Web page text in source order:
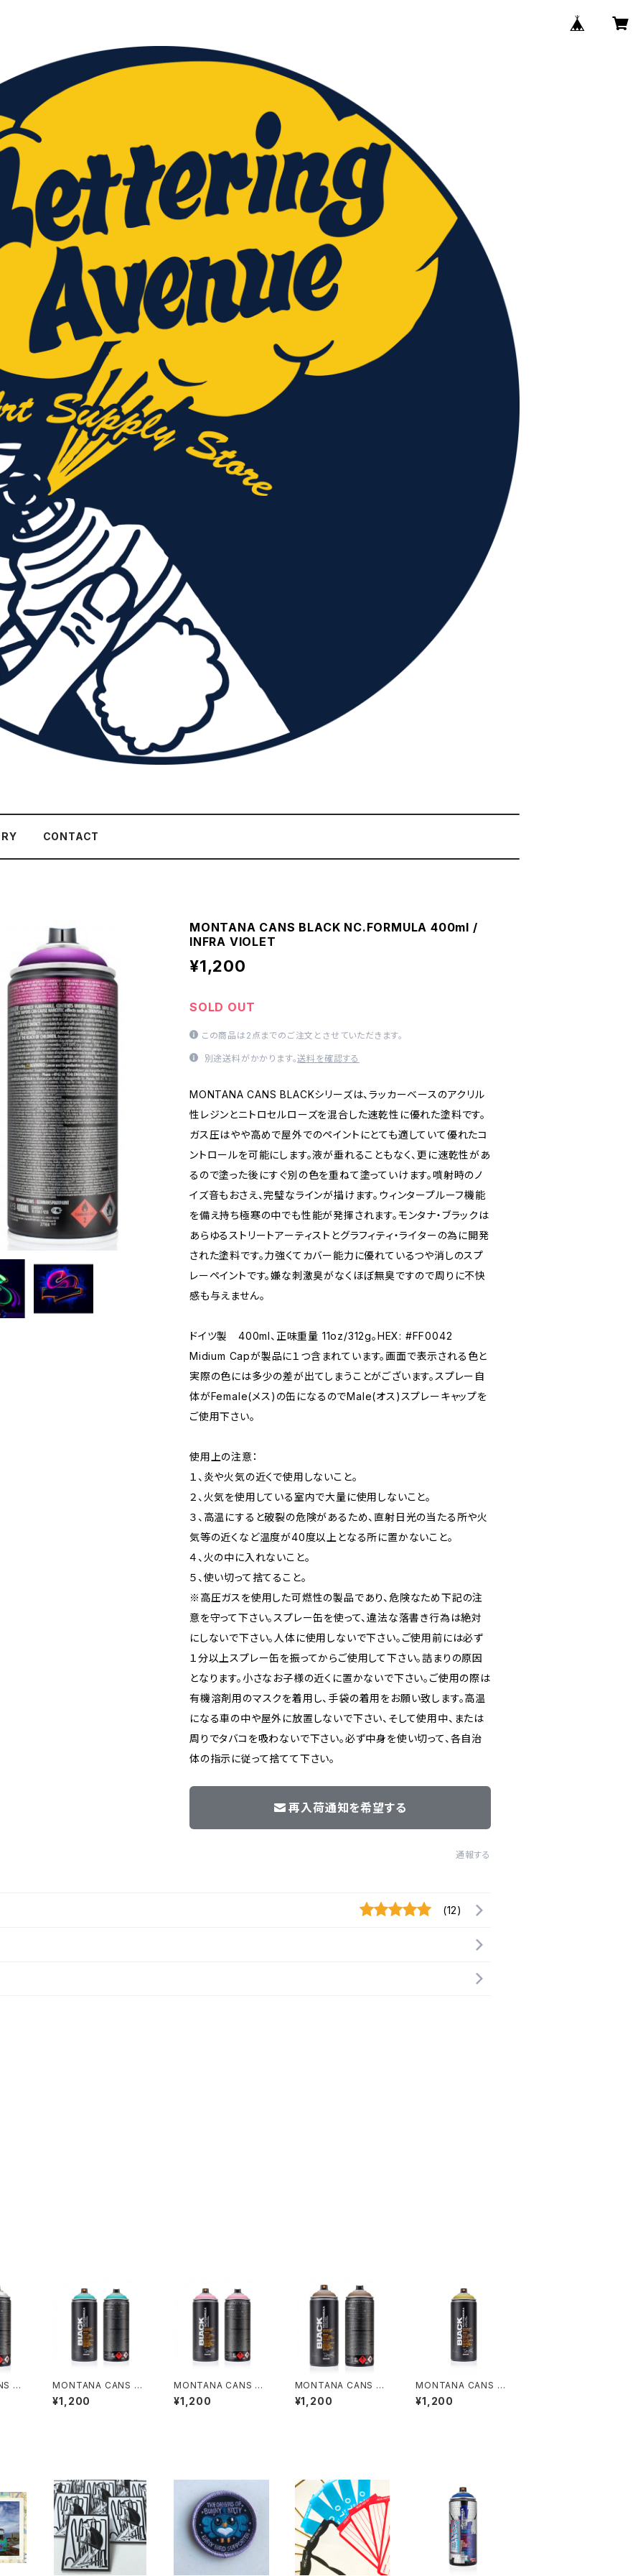
CONTACT
MONTANA CANS BLACK NC.FORMULA 400ml /
INFRA VIOLET
¥1,200
SOLD OUT
この商品は2点までのご注文とさせていただきます。
別途送料がかかります。送料を確認する
MONTANA CANS BLACKシリーズは、ラッカーベースのアクリル
性レジンとニトロセルローズを混合した速乾性に優れた塗料です。
ガス圧はやや高めで屋外でのペイントにとても適していて優れたコ
ントロールを可能にします。液が垂れることもなく、更に速乾性があ
るので塗った後にすぐ別の色を重ねて塗っていけます。噴射時のノ
イズ音もおさえ、完璧なラインが描けます。ウィンタープルーフ機能
を備え持ち極寒の中でも性能が発揮されます。モンタナ・ブラックは
あらゆるストリートアーティストとグラフィティ・ライターの為に開発
された塗料です。力強くてカバー能力に優れているつや消しのスプ
レーペイントです。嫌な刺激臭がなくほぼ無臭ですので周りに不快
感も与えません。
ドイツ製 400ml、正味重量 11oz/312g。HEX: #FF0042
Midium Capが製品に１つ含まれています。画面で表示される色と
実際の色には多少の差が出てしまうことがございます。スプレー自
体がFemale(メス)の缶になるのでMale(オス)スプレーキャップを
ご使用下さい。
使用上の注意：
１、炎や火気の近くで使用しないこと。
２、火気を使用している室内で大量に使用しないこと。
３、高温にすると破裂の危険があるため、直射日光の当たる所や火
気等の近くなど温度が40度以上となる所に置かないこと。
４、火の中に入れないこと。
５、使い切って捨てること。
※高圧ガスを使用した可燃性の製品であり、危険なため下記の注
意を守って下さい。スプレー缶を使って、違法な落書き行為は絶対
にしないで下さい。人体に使用しないで下さい。ご使用前には必ず
１分以上スプレー缶を振ってからご使用して下さい。詰まりの原因
となります。小さなお子様の近くに置かないで下さい。ご使用の際は
有機溶剤用のマスクを着用し、手袋の着用をお願い致します。高温
になる車の中や屋外に放置しないで下さい、そして使用中、または
周りでタバコを吸わないで下さい。必ず中身を使い切って、各自治
体の指示に従って捨てて下さい。
再入荷通知を希望する
通報する
(12)
BL
MONTANA CANS BL
ACK NC.FORMULA
400ml / NAPPIES
¥1,200
MONTANA CANS BL
ACK NC.FORMULA
400ml / PINK CADIL
¥1,200
MONTANA CANS BL
ACK NC.FORMULA
400ml / CHOCOLAT
¥1,200
MONTANA CANS BL
ACK NC.FORMULA
400ml / MASALA
¥1,200